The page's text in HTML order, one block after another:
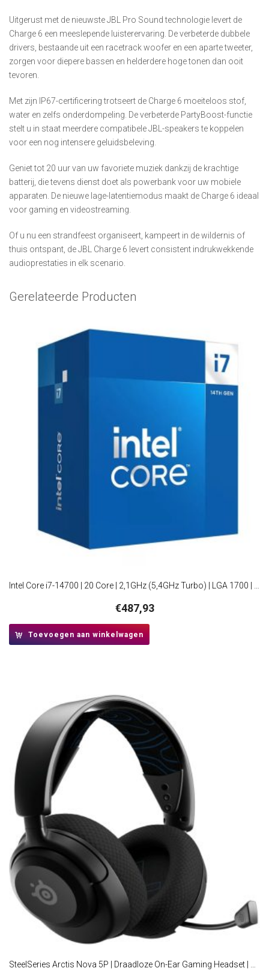
Uitgerust met de nieuwste JBL Pro Sound technologie levert de
Charge 6 een meeslepende luisterervaring. De verbeterde dubbele
drivers, bestaande uit een racetrack woofer en een aparte tweeter,
zorgen voor diepere bassen en helderdere hoge tonen dan ooit
tevoren.
Met zijn IP67-certificering trotseert de Charge 6 moeiteloos stof,
water en zelfs onderdompeling. De verbeterde PartyBoost-functie
stelt u in staat meerdere compatibele JBL-speakers te koppelen
voor een nog intensere geluidsbeleving.
Geniet tot 20 uur van uw favoriete muziek dankzij de krachtige
batterij, die tevens dienst doet als powerbank voor uw mobiele
apparaten. De nieuwe lage-latentiemodus maakt de Charge 6 ideaal
voor gaming en videostreaming.
Of u nu een strandfeest organiseert, kampeert in de wildernis of
thuis ontspant, de JBL Charge 6 levert consistent indrukwekkende
audioprestaties in elk scenario.
Gerelateerde Producten
€487,93
Toevoegen aan winkelwagen